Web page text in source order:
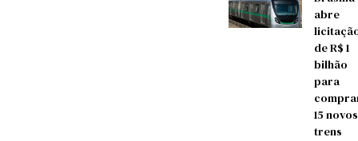
abre
de R$ 1
bilhão
para
15 novos
trens